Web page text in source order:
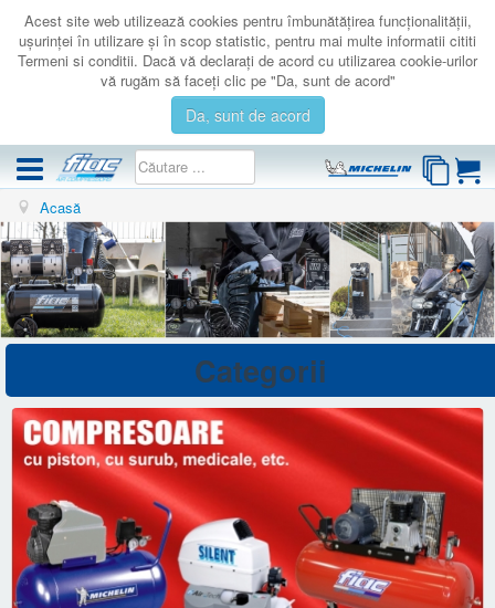
Acest site web utilizează cookies pentru îmbunătăţirea funcţionalităţii,
uşurinţei în utilizare şi în scop statistic, pentru mai multe informatii cititi
Termeni si conditii. Dacă vă declaraţi de acord cu utilizarea cookie-urilor
vă rugăm să faceţi clic pe "Da, sunt de acord"
Da, sunt de acord
COMPRESOARE
ACCESORII
PRODUSE NOI
LICHIDARE
CATALOAGE
CONTACT
AUTENTIFICARE
Acasă
Categorii